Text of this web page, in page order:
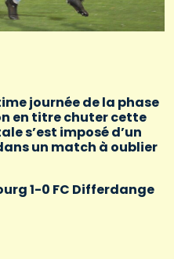
journée de la phase
en titre chuter cette
s’est imposé d’un
un match à oublier
1-0 FC Differdange